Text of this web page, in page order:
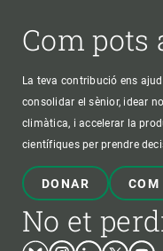
Com pots
La teva contribució ens
consolidar el sènior, idear
climàtica, i accelerar la
científiques per prendre
DONAR COM
No et
BlueskyInstagram
LinkedinTwitter